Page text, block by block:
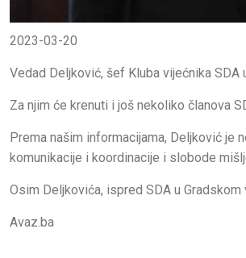
2023-03-20
Vedad Deljković, šef Kluba vijećnika SDA
Za njim će krenuti i još nekoliko članova
Prema našim informacijama, Deljković je
komunikacije i koordinacije i slobode
Osim Deljkovića, ispred SDA u
Avaz.ba